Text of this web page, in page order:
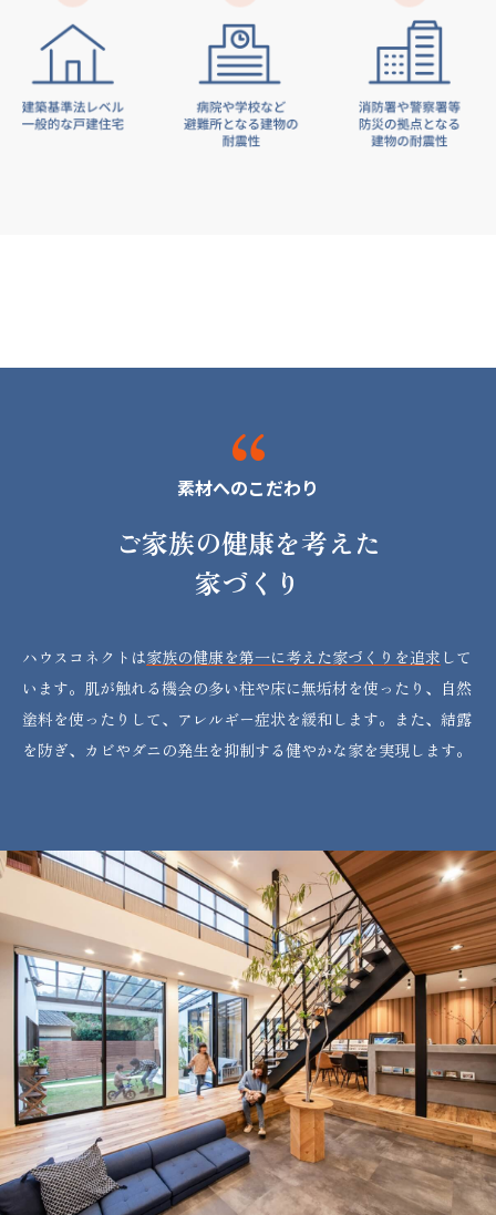
素材へのこだわり
ご家族の健康を考えた
家づくり
ハウスコネクトは家族の健康を第一に考えた家づくりを追求 して
います。肌が触れる機会の多い柱や床に無垢材を使ったり、自然
塗料を使ったりして、アレルギー症状を緩和します。また、結露
を防ぎ、カビやダニの発生を抑制する健やかな家を実現します。